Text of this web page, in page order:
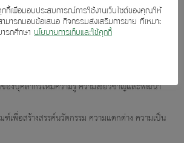
ะได้รับประโยชน์สูงสุดด้วยการส่งมอบสินค้าที่มีคุณค่า
งานด้วยเทคโนโลยีการผลิตที่ทันสมัยเพื่อสร้างความ
อสิ่งแวดล้อมและสังคมชุมชน
องบุคลากรให้มีความรู้ ความเชี่ยวชาญและพัฒนา
พื่อสร้างสรรค์นวัตกรรม ความแตกต่าง ความเป็น
กกี้เพื่อมอบประสบการณ์การใช้งานเว็บไซต์ของคุณให้
มารถมอบข้อเสนอ กิจกรรมส่งเสริมการขาย ที่เหมาะ
รถศึกษา นโยบายการเก็บและใช้คุกกี้